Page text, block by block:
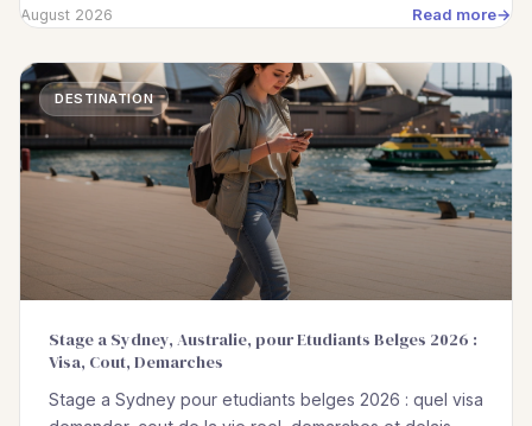
August 2026 Read more
DESTINATION
Stage a Sydney, Australie, pour Etudiants Belges 2026 :
Visa, Cout, Demarches
Stage a Sydney pour etudiants belges 2026 : quel visa